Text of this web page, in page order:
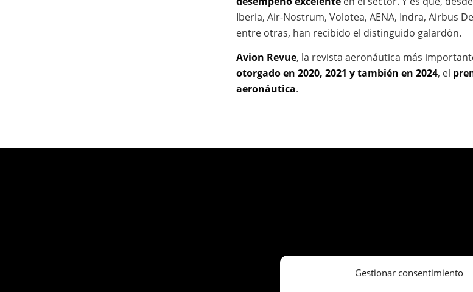
Gestionar consentimiento
Iberia, Air-Nostrum, Volotea, AENA, Indra, Airbus
entre otras, han recibido el distinguido galardón.
Avion Revue, la revista aeronáutica más
otorgado en 2020, 2021 y también en 2024, el
aeronáutica.